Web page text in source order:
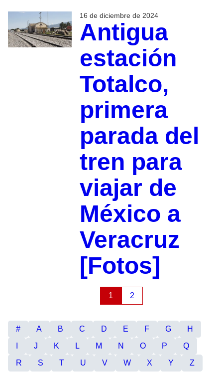
16 de diciembre de 2024
Antigua
estación
Totalco,
primera
parada del
tren para
viajar de
México a
Veracruz
[Fotos]
1 2
# A B C D E F G
H
J K L M N O P
Q
R
S T U V W X Y Z